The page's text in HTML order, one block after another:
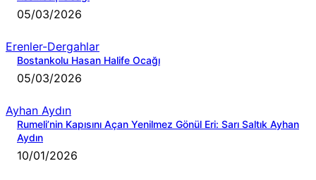
05/03/2026
Erenler-Dergahlar
Bostankolu Hasan Halife Ocağı
05/03/2026
Ayhan Aydın
Rumeli’nin Kapısını Açan Yenilmez Gönül Eri: Sarı Saltık Ayhan
Aydın
10/01/2026